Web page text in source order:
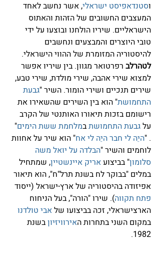
וסטנדאפיסט ישראלי, אשר נחשב לאחד
המעצבים החשובים של הזהות והאתוס
הישראליים. שיריו הולחנו ובוצעו על ידי
טובי היוצרים והמבצעים ונחשבים
להיסטוריה המזומרת של ההווי הישראלי.
לטהרלב רפרטואר מגוון. בין שיריו אפשר
למצוא שירי אהבה, שירי מולדת, שירי טבע,
שירים תנכיים ושירי הומור. השיר "גבעת
התחמושת" הוא בין השירים שהשאירו את
רישומם בזכות תיאורו האותנטי של הקרב
על גבעת התחמושת במלחמת ששת הימים"
. "היֵה לי חבר היֵה לי אח" הוא שיר על אחוות
לוחמים והשיר "הבלדה על יואל משה
סלומון" בביצוע אריק איינשטיין, שמתחיל
במלים "בבוקר לח בשנת תרל"ח", הוא תיאור
אפיזודה בהיסטוריה של ארץ-ישראל (ייסוד
פתח תקווה). שירו "הורה", בעל הניחוח
הארצישראלי, זכה בביצועו של אבי טולדנו
במקום השני בתחרות האירוויזיון בשנת
1982.